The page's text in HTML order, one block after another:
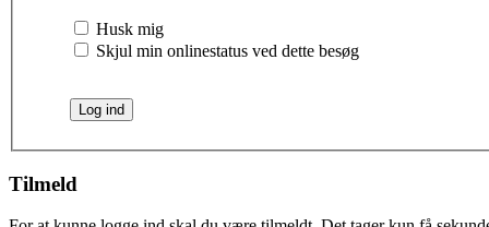
Husk mig
Skjul min onlinestatus ved dette besøg
Tilmeld